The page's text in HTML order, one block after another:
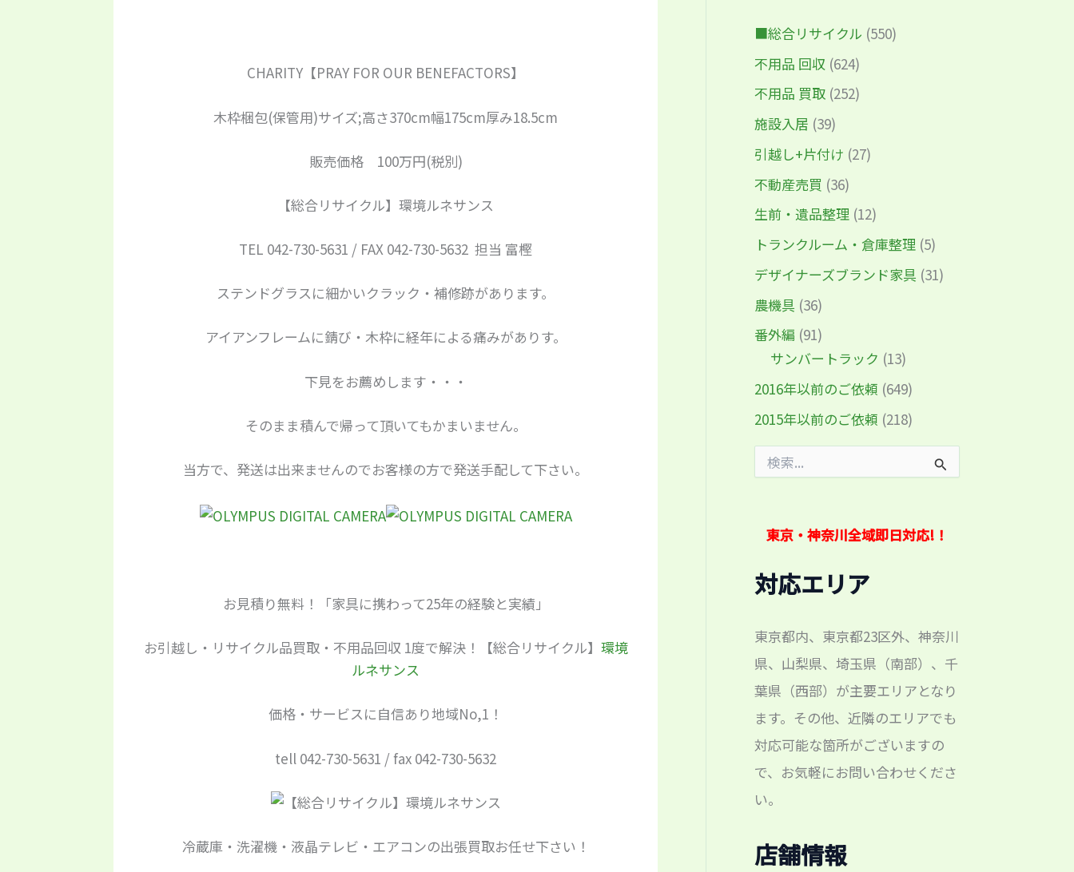
CHARITY【PRAY FOR OUR BENEFACTORS】
木枠梱包(保管用)サイズ;高さ370cm幅175cm厚み18.5cm
販売価格 100万円(税別)
【総合リサイクル】環境ルネサンス
TEL 042-730-5631 / FAX 042-730-5632 担当 富樫
ステンドグラスに細かいクラック・補修跡があります。
アイアンフレームに錆び・木枠に経年による痛みがありす。
下見をお薦めします・・・
そのまま積んで帰って頂いてもかまいません。
当方で、発送は出来ませんのでお客様の方で発送手配して下さい。
お見積り無料！「家具に携わって25年の経験と実績」
お引越し・リサイクル品買取・不用品回収 1度で解決！【総合リサイクル】 環境
ルネサンス
価格・サービスに自信あり地域No,1！
tell 042-730-5631 / fax 042-730-5632
冷蔵庫・洗濯機・液晶テレビ・エアコンの出張買取お任せ下さい！
■総合リサイクル (550)
不用品 回収 (624)
不用品 買取 (252)
施設入居 (39)
引越し+片付け (27)
不動産売買 (36)
生前・遺品整理 (12)
トランクルーム・倉庫整理 (5)
デザイナーズブランド家具 (31)
農機具 (36)
番外編 (91)
サンバートラック (13)
2016年以前のご依頼 (649)
2015年以前のご依頼 (218)
索
東京・神奈川全域即日対応!！
対応エリア
東京都内、東京都23区外、神奈川
県、山梨県、埼玉県（南部）、千
葉県（西部）が主要エリアとなり
ます。その他、近隣のエリアでも
対応可能な箇所がございますの
で、お気軽にお問い合わせくださ
い。
店舗情報